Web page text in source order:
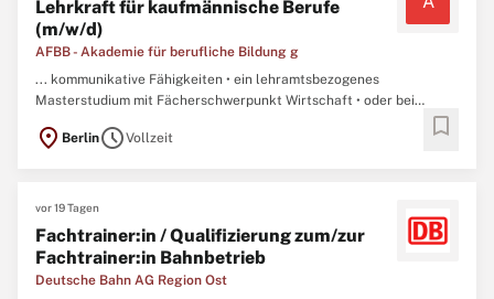
Lehrkraft für kaufmännische Berufe
(m/w/d)
AFBB - Akademie für berufliche Bildung g
... kommunikative Fähigkeiten • ein lehramtsbezogenes
Masterstudium mit Fächerschwerpunkt Wirtschaft • oder bei
(Master/Magister/Universitäts- oder Hochschuldiplom) • oder bei
location_on BerlinscheduleVollzeit bookmark
vor 19 Tagen
Fachtrainer:in / Qualifizierung zum/zur
Fachtrainer:in Bahnbetrieb
Deutsche Bahn AG Region Ost